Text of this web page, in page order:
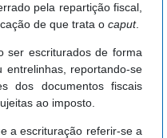
pela repartição fiscal,
de que trata o caput.
ser escriturados de forma
reportando-se
dos documentos fiscais
ao imposto.
a escrituração referir-se a